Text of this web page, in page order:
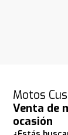
Motos
Venta de
ocasión